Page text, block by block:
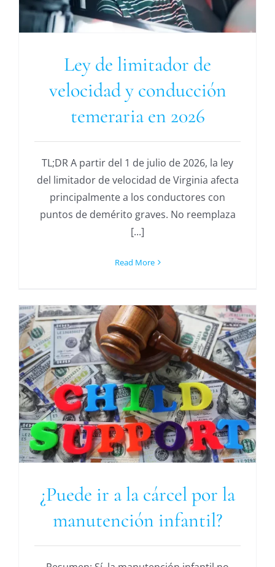
Ley de limitador de
velocidad y conducción
temeraria en 2026
TL;DR A partir del 1 de julio de 2026, la ley
del limitador de velocidad de Virginia afecta
principalmente a los conductores con
puntos de demérito graves. No reemplaza
[...]
Read More
¿Puede ir a la cárcel por la
manutención infantil?